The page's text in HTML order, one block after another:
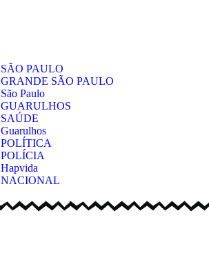
SÃO PAULO
GRANDE SÃO PAULO
São Paulo
GUARULHOS
SAÚDE
Guarulhos
POLÍTICA
POLÍCIA
Hapvida
NACIONAL